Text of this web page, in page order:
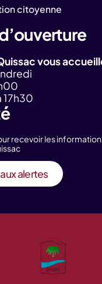
citoyenne
vous
17h30
recevoir les
alertes